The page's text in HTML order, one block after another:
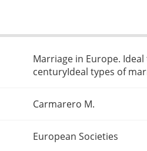
Marriage in Europe.
centuryIdeal types of
Carmarero M.
European Societies